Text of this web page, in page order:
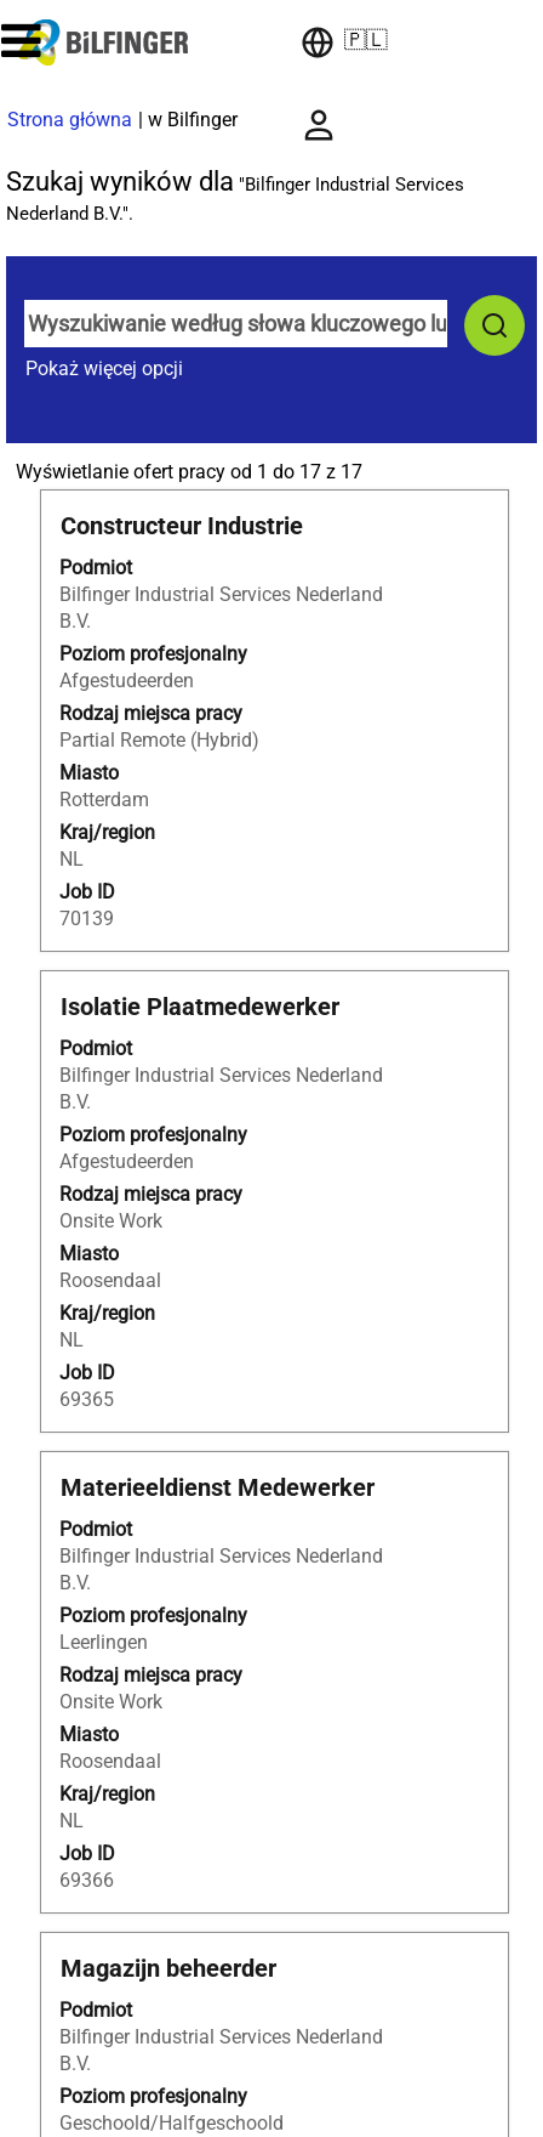
🇵🇱
Strona główna | w Bilfinger(bieżąca
Szukaj wyników dla "Bilfinger Industrial Services
Nederland B.V.".
Pokaż więcej opcji
Wyświetlanie ofert pracy od 1 do 17 z 17Szukaj
wyników
Services
klawisza
Tab,
liście
Tytuł
Constructeur Industrie
Podmiot
Bilfinger Industrial Services Nederland
B.V.
Poziom profesjonalny
Afgestudeerden
Rodzaj miejsca pracy
Partial Remote (Hybrid)
Miasto
Rotterdam
Kraj/region
NL
Job ID
70139
Zaznacz
pomocą
spacji,
aby
wyświetlić
pełną
treść
danych
oferty
pracy.
Tytuł
Isolatie Plaatmedewerker
Podmiot
Bilfinger Industrial Services Nederland
B.V.
Poziom profesjonalny
Afgestudeerden
Rodzaj miejsca pracy
Onsite Work
Miasto
Roosendaal
Kraj/region
NL
Job ID
69365
Zaznacz
pomocą
spacji,
aby
wyświetlić
pełną
treść
danych
oferty
pracy.
Tytuł
Materieeldienst Medewerker
Podmiot
Bilfinger Industrial Services Nederland
B.V.
Poziom profesjonalny
Leerlingen
Rodzaj miejsca pracy
Onsite Work
Miasto
Roosendaal
Kraj/region
NL
Job ID
69366
Zaznacz
pomocą
spacji,
aby
wyświetlić
pełną
treść
danych
oferty
pracy.
Tytuł
Magazijn beheerder
Podmiot
Bilfinger Industrial Services Nederland
B.V.
Poziom profesjonalny
Geschoold/Halfgeschoold
Zaznacz
pomocą
spacji,
aby
wyświetlić
pełną